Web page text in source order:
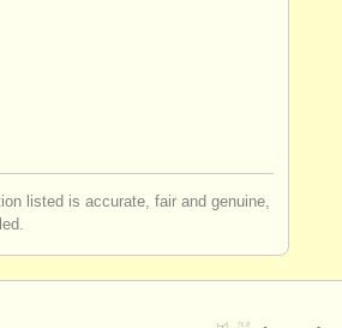
listed is accurate, fair and genuine,